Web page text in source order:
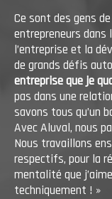
Ce sont des gens
entrepreneurs dans
l’entreprise et la
de grands défis
entreprise que je
pas dans une
savons tous qu’un
Avec Aluval, nous
Nous travaillons
respectifs, pour la
mentalité que
techniquement ! »